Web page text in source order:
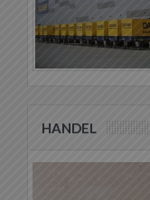
HANDEL